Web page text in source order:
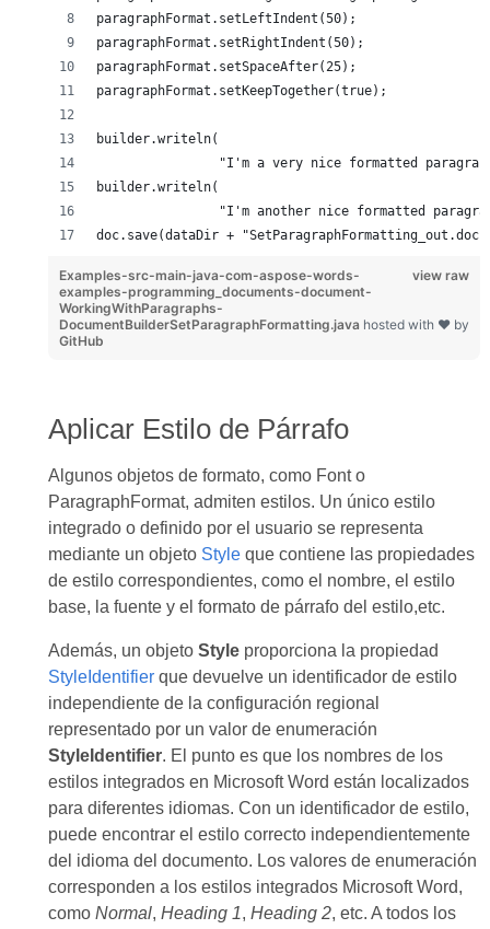
paragraphFormat.setLeftIndent(50);
paragraphFormat.setRightIndent(50);
paragraphFormat.setSpaceAfter(25);
paragraphFormat.setKeepTogether(true);
builder.writeln(
"I'm a very nice formatted
builder.writeln(
"I'm another nice formatted
doc.save(dataDir +
view raw
Examples-src-main-java-com-aspose-words-
examples-programming_documents-document-
WorkingWithParagraphs-
DocumentBuilderSetParagraphFormatting.java hosted with ❤ by
GitHub
Aplicar Estilo de Párrafo
Algunos objetos de formato, como Font o
ParagraphFormat, admiten estilos. Un único estilo
integrado o definido por el usuario se representa
mediante un objeto Styleque contiene las propiedades
de estilo correspondientes, como el nombre, el estilo
base, la fuente y el formato de párrafo del estilo,etc.
Además, un objeto Styleproporciona la propiedad
StyleIdentifierque devuelve un identificador de estilo
independiente de la configuración regional
representado por un valor de enumeración
StyleIdentifier. El punto es que los nombres de los
estilos integrados en Microsoft Word están localizados
para diferentes idiomas. Con un identificador de estilo,
puede encontrar el estilo correcto independientemente
del idioma del documento. Los valores de enumeración
corresponden a los estilos integrados Microsoft Word,
como Normal, Heading 1, Heading 2, etc. A todos los